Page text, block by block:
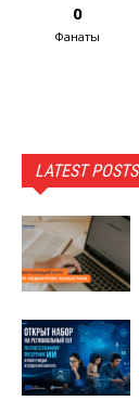
0
Фанаты
LATEST POSTS